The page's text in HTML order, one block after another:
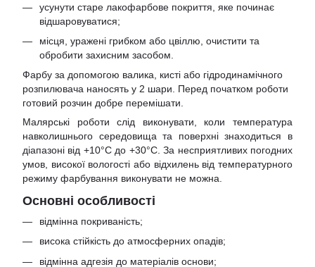
усунути старе лакофарбове покриття, яке починає
відшаровуватися;
місця, уражені грибком або цвіллю, очистити та
обробити захисним засобом.
Фарбу за допомогою валика, кисті або гідродинамічного
розпилювача наносять у 2 шари. Перед початком роботи
готовий розчин добре перемішати.
Малярські роботи слід виконувати, коли температура
навколишнього середовища та поверхні знаходиться в
діапазоні від +10°С до +30°С. За несприятливих погодних
умов, високої вологості або відхилень від температурного
режиму фарбування виконувати не можна.
Основні особливості
відмінна покриваність;
висока стійкість до атмосферних опадів;
відмінна адгезія до матеріалів основи;